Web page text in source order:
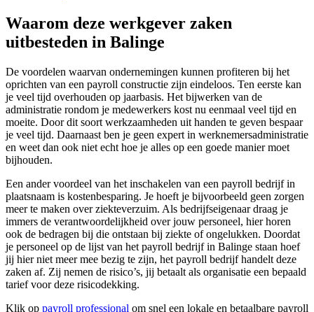
Waarom deze werkgever zaken
uitbesteden in Balinge
De voordelen waarvan ondernemingen kunnen profiteren bij het
oprichten van een payroll constructie zijn eindeloos. Ten eerste kan
je veel tijd overhouden op jaarbasis. Het bijwerken van de
administratie rondom je medewerkers kost nu eenmaal veel tijd en
moeite. Door dit soort werkzaamheden uit handen te geven bespaar
je veel tijd. Daarnaast ben je geen expert in werknemersadministratie
en weet dan ook niet echt hoe je alles op een goede manier moet
bijhouden.
Een ander voordeel van het inschakelen van een payroll bedrijf in
plaatsnaam is kostenbesparing. Je hoeft je bijvoorbeeld geen zorgen
meer te maken over ziekteverzuim. Als bedrijfseigenaar draag je
immers de verantwoordelijkheid over jouw personeel, hier horen
ook de bedragen bij die ontstaan bij ziekte of ongelukken. Doordat
je personeel op de lijst van het payroll bedrijf in Balinge staan hoef
jij hier niet meer mee bezig te zijn, het payroll bedrijf handelt deze
zaken af. Zij nemen de risico’s, jij betaalt als organisatie een bepaald
tarief voor deze risicodekking.
Klik op payroll professional om snel een lokale en betaalbare payroll